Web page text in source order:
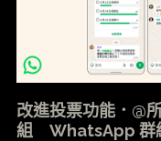
改進投票功能．@
組 WhatsApp 群